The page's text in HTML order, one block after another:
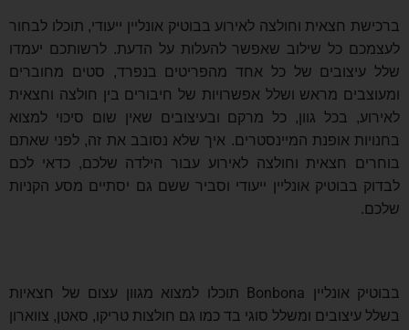
ברכישת חצאית וחולצה לאירוע בבוטיק אונליין ייעודי, תוכלו לבחור
לעצמכם כל שילוב שאפשר להעלות על הדעת. לרשותכם יעמדו
שלל עיצובים של כל אחד מהפריטים בנפרד, סטים מחוברים
ומעוצבים מראש ושלל אפשרויות של חיבורים בין חולצה וחצאית
לאירוע, בכל גוון, כל מרקם ובעיצובים שאין שום סיכוי למצוא
בחנויות אופנת המיינסטרים. איך שלא נסובב את זה, לפני שאתם
בוחרים חצאית וחולצה לאירוע עבור הילדה שלכם, כדאי לכם
לבדוק בבוטיק אונליין ייעודי וסביר ששם גם יסתיים מסע הקניות
שלכם.
בבוטיק אונליין Bonbona תוכלו למצוא מגוון עצום של חצאיות
בשלל עיצובים ומשלל סוגי בד כמו גם חולצות טריקו, סאטן, צווארון